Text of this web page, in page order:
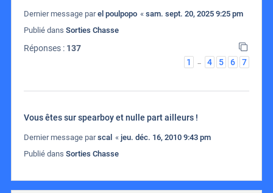
Dernier message parel poulpopo « sam. sept. 20, 2025 9:25 pm
Publié dans Sorties Chasse
Réponses : 137
1
… 4 5 6 7
Vous êtes sur spearboy et nulle part ailleurs !
Dernier message parscal « jeu. déc. 16, 2010 9:43 pm
Publié dans Sorties Chasse